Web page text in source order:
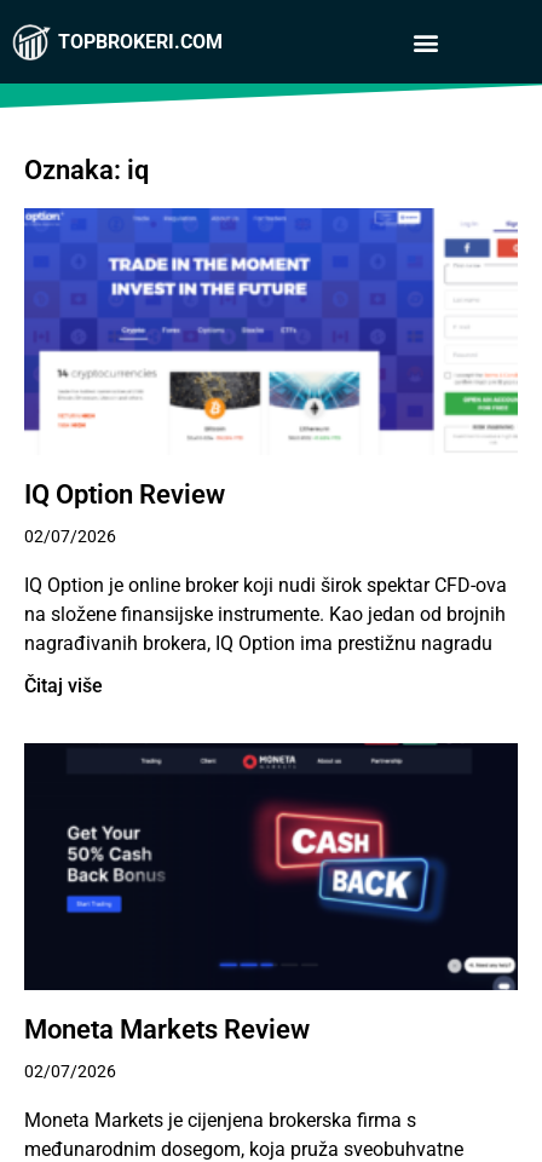
TOPBROKERI.COM
Oznaka: iq
IQ Option Review
02/07/2026
IQ Option je online broker koji nudi širok spektar CFD-ova
na složene finansijske instrumente. Kao jedan od brojnih
nagrađivanih brokera, IQ Option ima prestižnu nagradu
Čitaj više
Moneta Markets Review
02/07/2026
Moneta Markets je cijenjena brokerska firma s
međunarodnim dosegom, koja pruža sveobuhvatne